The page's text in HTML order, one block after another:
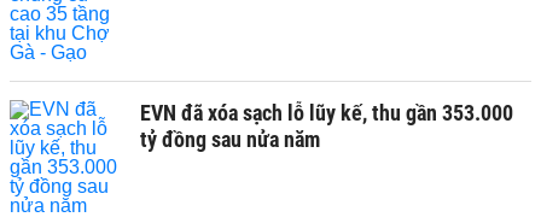
EVN đã xóa sạch lỗ lũy kế, thu gần 353.000
tỷ đồng sau nửa năm